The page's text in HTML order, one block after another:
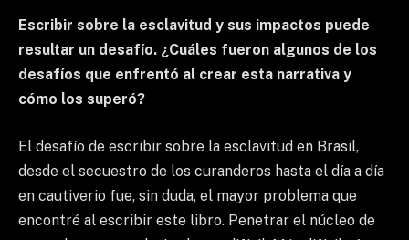
Escribir sobre la esclavitud y sus impactos puede
resultar un desafío. ¿Cuáles fueron algunos de los
desafíos que enfrentó al crear esta narrativa y
cómo los superó?
El desafío de escribir sobre la esclavitud en Brasil,
desde el secuestro de los curanderos hasta el día a día
en cautiverio fue, sin duda, el mayor problema que
encontré al escribir este libro. Penetrar el núcleo de